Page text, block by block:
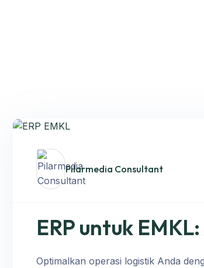
Pilarmedia Consultant
ERP untuk
Optimalkan operasi logistik Anda